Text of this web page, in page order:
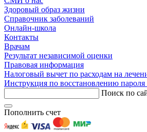
Здоровый образ жизни
Справочник заболеваний
Онлайн-школа
Контакты
Врачам
Результат независимой оценки
Правовая информация
Налоговый вычет по расходам на
Инструкция по восстановлению
Поиск по
Пополнить счет